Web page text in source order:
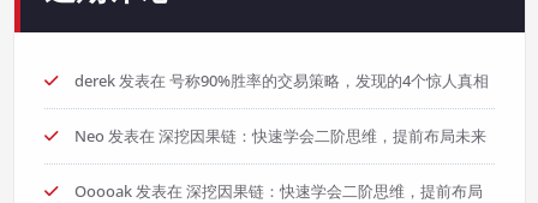
derek发表在 号称90%胜率的交易策略，发现的4个惊人真相
Neo发表在 深挖因果链：快速学会二阶思维，提前布局未来
Ooooak发表在 深挖因果链：快速学会二阶思维，提前布局